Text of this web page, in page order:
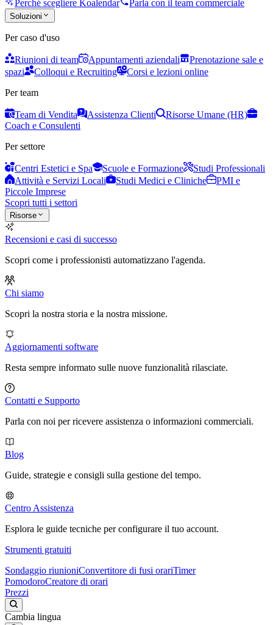
Perché scegliere Koalendar Parla con il team commerciale
Soluzioni
Per caso d'uso
Riunioni di team Appuntamenti aziendali
Prenotazione sale e
spazi
Colloqui e Recruiting
Corsi e lezioni online
Per team
Team di Vendita Assistenza Clienti
Risorse Umane (HR)
Coach e Consulenti
Per settore
Centri Estetici e Spa Scuole e Formazione
Studi Professionali
Attività e Servizi Locali
Studi Medici e Cliniche
PMI e
Piccole Imprese
Scopri tutti i settori
Risorse
Recensioni e casi di successo
Scopri come i professionisti automatizzano l'agenda.
Chi siamo
Scopri la nostra storia e la nostra missione.
Aggiornamenti software
Resta sempre informato sulle nuove funzionalità rilasciate.
Contatti e Supporto
Parla con noi per ricevere assistenza o informazioni commerciali.
Blog
Guide, strategie e consigli sulla gestione del tempo.
Centro Assistenza
Esplora le guide tecniche per configurare il tuo account.
Strumenti gratuiti
Sondaggio riunioniConvertitore di fusi orariTimer
PomodoroCreatore di orari
Prezzi
Cambia lingua